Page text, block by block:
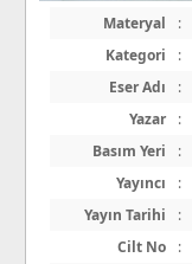
Materyal :
Kategori
:
Eser Adı
:
Yazar
:
Basım Yeri
:
Yayıncı
:
Yayın Tarihi
:
Cilt No
: